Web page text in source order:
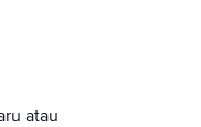
atau